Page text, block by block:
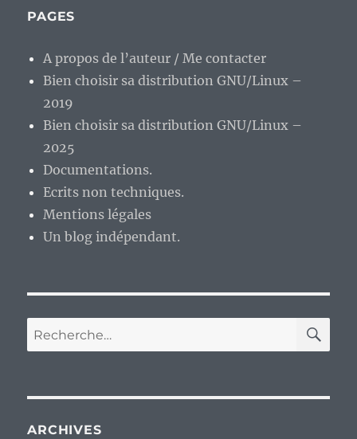
PAGES
A propos de l’auteur / Me contacter
Bien choisir sa distribution GNU/Linux –
2019
Bien choisir sa distribution GNU/Linux –
2025
Documentations.
Ecrits non techniques.
Mentions légales
Un blog indépendant.
Recherche
pour :
ARCHIVES